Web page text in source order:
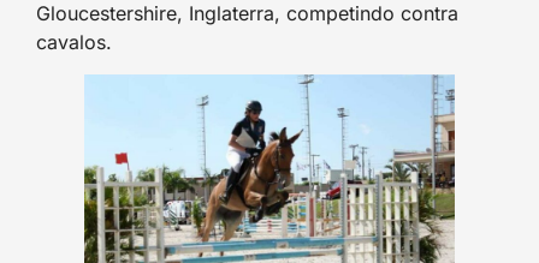
Gloucestershire, Inglaterra, competindo contra
cavalos.